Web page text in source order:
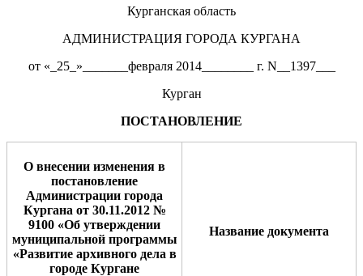
Курганская область
АДМИНИСТРАЦИЯ ГОРОДА КУРГАНА
от «_25_»_______февраля 2014________ г. N__1397___
Курган
ПОСТАНОВЛЕНИЕ
О внесении изменения в
постановление
Администрации города
Кургана от 30.11.2012 №
9100 «Об утверждении
муниципальнойпрограммы
«Развитие архивного дела в
городе Кургане
Название документа